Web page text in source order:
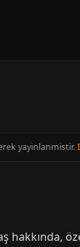
yayinlanmistir.
hakkında,